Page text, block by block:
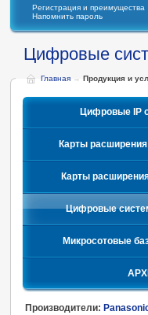
Регистрация и преимущества
Напомнить пароль
Цифровые
Главная → Продукция и
Цифровые IP
Карты
Карты
Цифровые
Микросотовые
Производители: